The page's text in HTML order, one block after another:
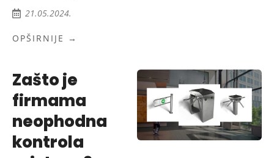
21.05.2024.
OPŠIRNIJE →
Zašto je
firmama
neophodna
kontrola